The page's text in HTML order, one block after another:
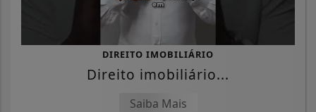
DIREITO IMOBILIÁRIO
Direito imobiliário...
Saiba Mais